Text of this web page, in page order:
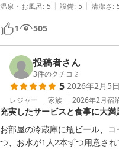
温泉・お風呂: 5 | 設備: 5 | 清潔さ:
1 505
投稿者さん
3件のクチコミ
5 2026年2月5日
レジャー 家族 2026年2月宿
充実したサービスと食事に大満
お部屋の冷蔵庫に瓶ビール、
つ、お水が1人2本ずつ用意さ